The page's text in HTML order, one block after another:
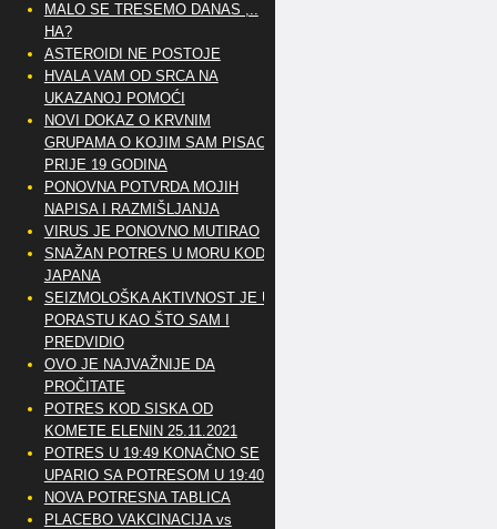
MALO SE TRESEMO DANAS ,..
HA?
ASTEROIDI NE POSTOJE
HVALA VAM OD SRCA NA
UKAZANOJ POMOĆI
NOVI DOKAZ O KRVNIM
GRUPAMA O KOJIM SAM PISAO
PRIJE 19 GODINA
PONOVNA POTVRDA MOJIH
NAPISA I RAZMIŠLJANJA
VIRUS JE PONOVNO MUTIRAO
SNAŽAN POTRES U MORU KOD
JAPANA
SEIZMOLOŠKA AKTIVNOST JE U
PORASTU KAO ŠTO SAM I
PREDVIDIO
OVO JE NAJVAŽNIJE DA
PROČITATE
POTRES KOD SISKA OD
KOMETE ELENIN 25.11.2021
POTRES U 19:49 KONAČNO SE
UPARIO SA POTRESOM U 19:40
NOVA POTRESNA TABLICA
PLACEBO VAKCINACIJA vs